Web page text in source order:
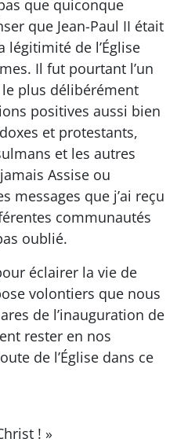
que quiconque
que Jean-Paul II était
de l’Église
Il fut pourtant l’un
le plus délibérément
positives aussi bien
et protestants,
et les autres
Assise ou
messages que j’ai reçu
communautés
oublié.
éclairer la vie de
volontiers que nous
de l’inauguration de
rester en nos
de l’Église dans ce
! »